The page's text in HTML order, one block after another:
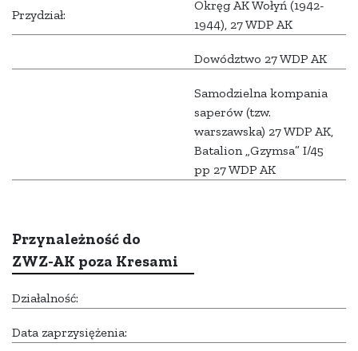
Przydział:
Okręg AK Wołyń (1942-
1944), 27 WDP AK
Dowództwo 27 WDP AK
Samodzielna kompania
saperów (tzw.
warszawska) 27 WDP AK,
Batalion „Gzymsa” I/45
pp 27 WDP AK
Przynależność do
ZWZ-AK poza Kresami
Działalność:
Data zaprzysiężenia: